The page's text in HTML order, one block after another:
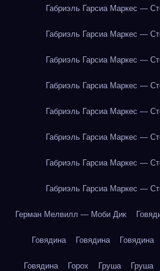
Габриэль Гарсиа Маркес —
Габриэль Гарсиа Маркес —
Габриэль Гарсиа Маркес —
Габриэль Гарсиа Маркес —
Габриэль Гарсиа Маркес —
Габриэль Гарсиа Маркес —
Габриэль Гарсиа Маркес —
Габриэль Гарсиа Маркес —
Герман Мелвилл — Моби Дик
Говядина Говядина Говядина
Говядина Горох Груша Груша